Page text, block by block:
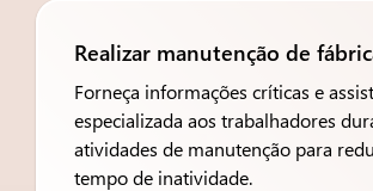
Realizar manutenção de
Forneça informações críticas e
especializada aos trabalhadores
atividades de manutenção para
tempo de inatividade.